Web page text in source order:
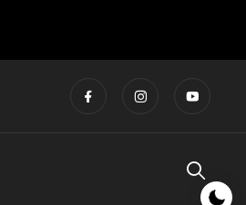
Gece/